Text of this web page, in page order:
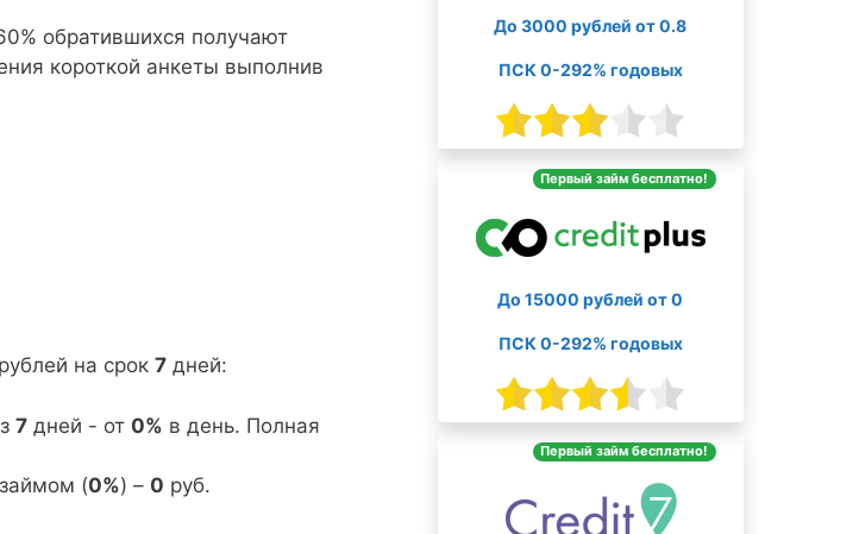
обратившихся получают
короткой анкеты выполнив
рублей на срок 7 дней:
7 дней - от 0% в день. Полная
(0%) – 0 руб.
До 3000 рублей от 0.8
ПСК 0-292% годовых
Первый займ бесплатно!
До 15000 рублей от 0
ПСК 0-292% годовых
Первый займ бесплатно!